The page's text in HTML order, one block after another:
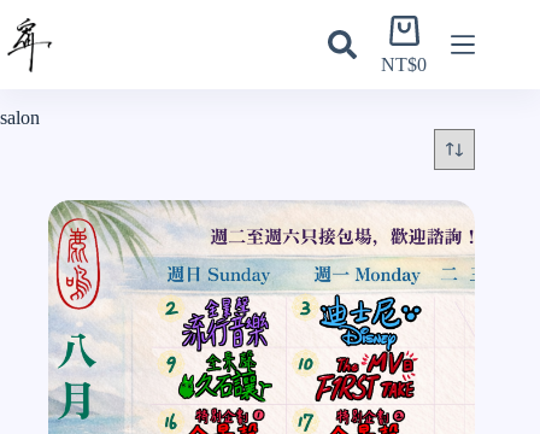
至
內
購
物
NT$0
salon